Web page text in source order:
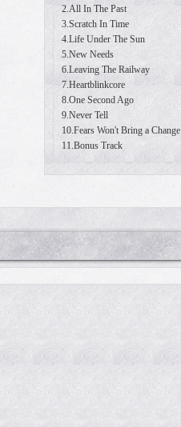
2.All In The Past
3.Scratch In Time
4.Life Under The Sun
5.New Needs
6.Leaving The Railway
7.Heartblinkcore
8.One Second Ago
9.Never Tell
10.Fears Won't Bring a Change
11.Bonus Track